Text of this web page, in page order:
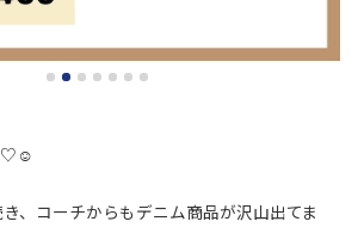
♡☺︎
、コーチからもデニム商品が沢山出てま